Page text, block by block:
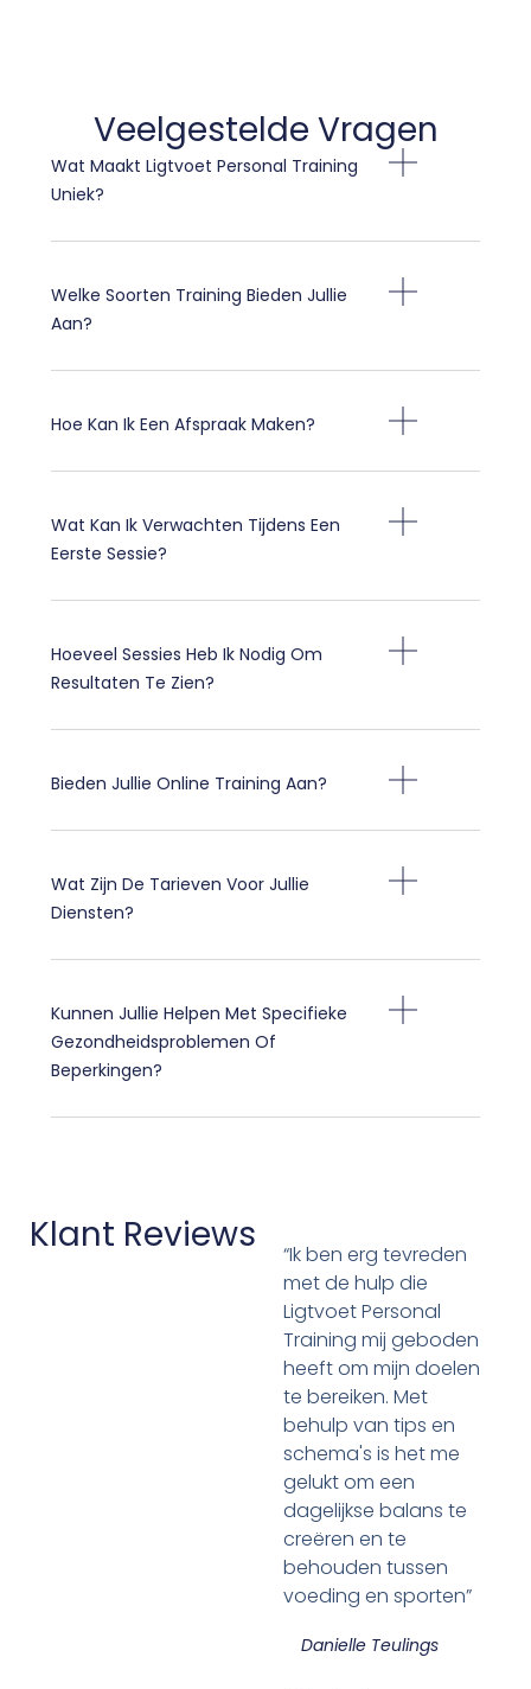
Veelgestelde Vragen
Wat Maakt Ligtvoet Personal Training
Uniek?
Welke Soorten Training Bieden Jullie
Aan?
Hoe Kan Ik Een Afspraak Maken?
Wat Kan Ik Verwachten Tijdens Een
Eerste Sessie?
Hoeveel Sessies Heb Ik Nodig Om
Resultaten Te Zien?
Bieden Jullie Online Training Aan?
Wat Zijn De Tarieven Voor Jullie
Diensten?
Kunnen Jullie Helpen Met Specifieke
Gezondheidsproblemen Of
Beperkingen?
Klant Reviews
“Ik ben erg tevreden
met de hulp die
Ligtvoet Personal
Training mij geboden
heeft om mijn doelen
te bereiken. Met
behulp van tips en
schema's is het me
gelukt om een
dagelijkse balans te
creëren en te
behouden tussen
voeding en sporten”
Danielle Teulings